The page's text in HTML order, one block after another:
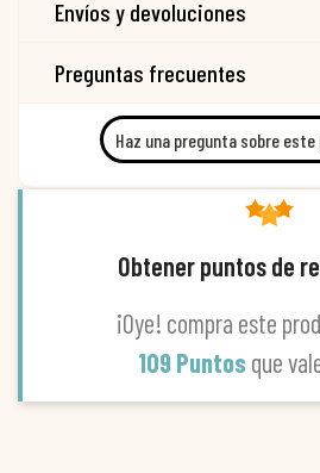
Envíos y devoluciones
Preguntas frecuentes
Haz una pregunta sobre
Obtener puntos de
¡Oye! compra este
109 Puntos que